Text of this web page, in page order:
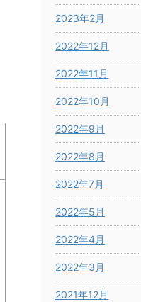
2023年2月
2022年12月
2022年11月
2022年10月
2022年9月
2022年8月
2022年7月
2022年5月
2022年4月
2022年3月
2021年12月